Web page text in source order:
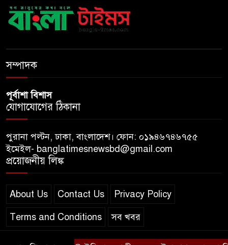
ডিজিটাল প্ল্যাটফর্ম কীভাবে বদলে
দিচ্ছে রাজনীতি?
সম্পাদক
পূর্বাশা বিশাস
যোগাযোগের ঠিকানা
পুরানা পল্টন, ঢাকা, বাংলাদেশ। ফোন: ০১৯৪৬৭৪৬৭৫৫
ইমেইল- banglatimesnewsbd@gmail.com
প্রয়োজনীয় লিঙ্ক
About Us Contact Us Privacy Policy
Terms and Conditions সব খবর